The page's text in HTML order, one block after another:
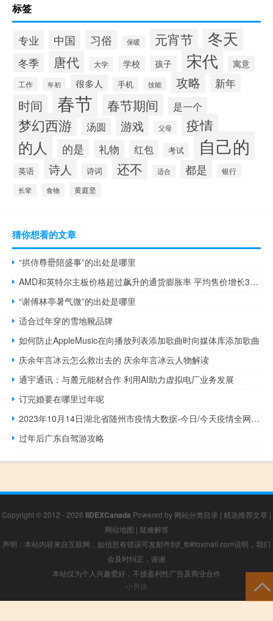
标签
专业 中国 习俗 保暖 元宵节 冬天
冬季 唐代 大学 学校 孩子 宋代 寓意
工作 年初 很多人 手机 技能 攻略 新年
时间 春节 春节期间 是一个
梦幻西游 汤圆 游戏 父母 疫情
的人 的是 礼物 红包 考试 自己的
英语 诗人 诗词 还不 适合 都是 银行
长辈 食物 黄庭坚
猜你想看的文章
“拱侍尊罍陪盛事”的出处是哪里
AMD和英特尔主板价格超过飙升的通货膨胀率 平均售价增长35-40%
“谢傅林亭暑气微”的出处是哪里
适合过年穿的雪地靴品牌
如何防止AppleMusic在向播放列表添加歌曲时向媒体库添加歌曲
庆余年言冰云怎么救出去的 庆余年言冰云人物解读
通宇通讯：与麓元能材合作 利用AI助力虚拟电厂业务发展
订完婚要在哪里过年呢
2023年10月14日湖北省随州市疫情大数据-今日/今天疫情全网搜索最新实时消息动态情况通知播报
过年后广东自驾游攻略
Copyright © 2012 - 2026 IIDEXCanada Powered by 网站分类目录 | 精选推荐文章 |
网站地图 | 疑难解答
声明：本站内容来自互联网，如信息有错误可发邮件到f_fb#foxmail.com说明，我们
会及时纠正，谢谢
本站仅为个人兴趣爱好，不接盈利性广告及商业合作
小男孩